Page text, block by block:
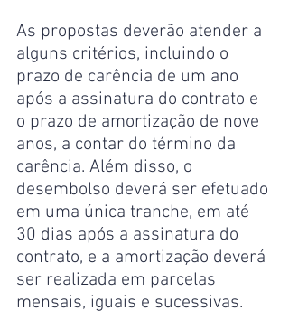
As propostas deverão atender a
alguns critérios, incluindo o
prazo de carência de um ano
após a assinatura do contrato e
o prazo de amortização de nove
anos, a contar do término da
carência. Além disso, o
desembolso deverá ser efetuado
em uma única tranche, em até
30 dias após a assinatura do
contrato, e a amortização deverá
ser realizada em parcelas
mensais, iguais e sucessivas.